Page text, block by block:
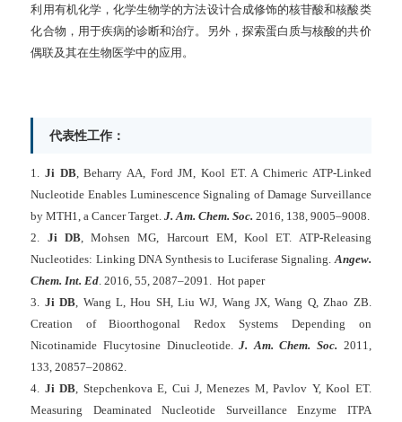
利用有机化学，化学生物学的方法设计合成修饰的核苷酸和核酸类
化合物，用于疾病的诊断和治疗。另外，探索蛋白质与核酸的共价
偶联及其在生物医学中的应用。
代表性工作：
1.Ji DB, Beharry AA, Ford JM, Kool ET. A Chimeric ATP-Linked
Nucleotide Enables Luminescence Signaling of Damage Surveillance
by MTH1, a Cancer Target.J. Am. Chem. Soc. 2016, 138, 9005–9008.
2. Ji DB, Mohsen MG, Harcourt EM, Kool ET. ATP-Releasing
Nucleotides: Linking DNA Synthesis to Luciferase Signaling.Angew.
Chem. Int. Ed. 2016, 55, 2087–2091. Hot paper
3. Ji DB, Wang L, Hou SH, Liu WJ, Wang JX, Wang Q, Zhao ZB.
Creation of Bioorthogonal Redox Systems Depending on
Nicotinamide Flucytosine Dinucleotide.J. Am. Chem. Soc. 2011,
133, 20857–20862.
4. Ji DB, Stepchenkova E, Cui J, Menezes M, Pavlov Y, Kool ET.
Measuring Deaminated Nucleotide Surveillance Enzyme ITPA